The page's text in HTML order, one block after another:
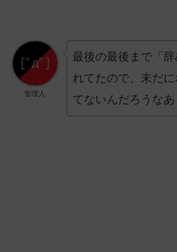
管理人
最後の最後まで「
れてたので、未だ
てないんだろうなあ